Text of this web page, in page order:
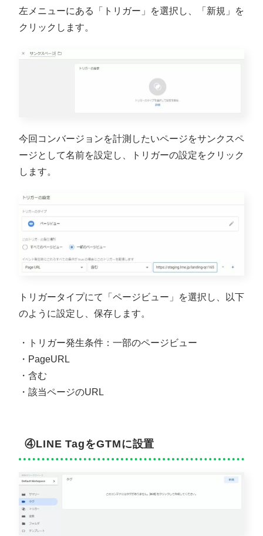
左メニューにある「トリガー」を選択し、「新規」を
クリックします。
今回コンバージョンを計測したいページをサンクスペ
ージとして名前を設定し、トリガーの設定をクリック
します。
トリガータイプにて「ページビュー」を選択し、以下
のように設定し、保存します。
・トリガー発生条件：一部のページビュー
・PageURL
・含む
・該当ページのURL
④LINE TagをGTMに設置